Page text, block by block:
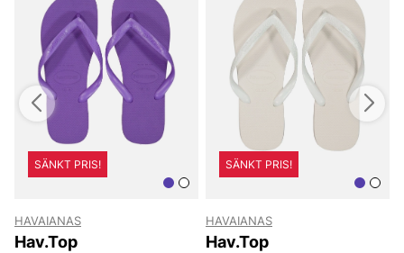
SÄNKT PRIS!
HAVAIANAS
Hav.Top
SÄNKT PRIS!
HAVAIANAS
Hav.Top